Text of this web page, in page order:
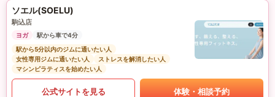
ソエル(SOELU)
駒込店
ヨガ
駅から車で4分
駅から5分以内のジムに通いたい人
女性専用ジムに通いたい人
ストレスを解消したい人
マシンピラティスを始めたい人
公式サイトを見る 体験・相談予約